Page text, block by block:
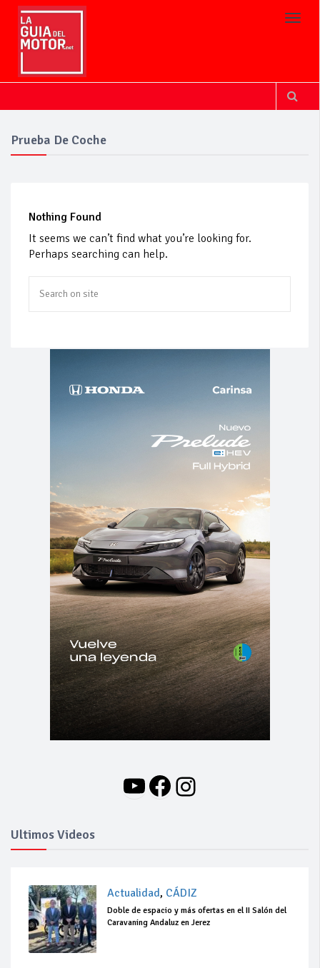
Prueba De Coche
Nothing Found
It seems we can’t find what you’re looking for.
Perhaps searching can help.
YouTube
Facebook
Instagram
Ultimos Videos
Actualidad, CÁDIZ
Doble de espacio y más ofertas en el II Salón del
Caravaning Andaluz en Jerez